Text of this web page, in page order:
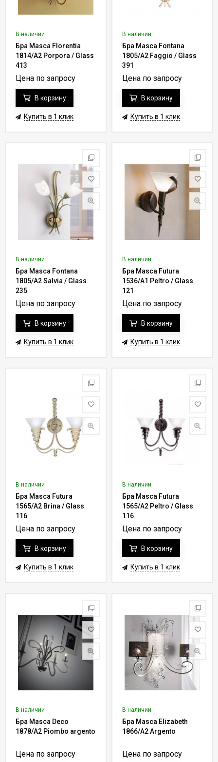
В наличии
Бра Masca Florentia
1814/A2 Porpora / Glass
413
Цена по запросу
В корзину
Купить в 1 клик
В наличии
Бра Masca Fontana
1805/A2 Faggio / Glass
391
Цена по запросу
В корзину
Купить в 1 клик
В наличии
Бра Masca Fontana
1805/A2 Salvia / Glass
235
Цена по запросу
В корзину
Купить в 1 клик
В наличии
Бра Masca Futura
1536/A1 Peltro / Glass
121
Цена по запросу
В корзину
Купить в 1 клик
В наличии
Бра Masca Futura
1565/A2 Brina / Glass
116
Цена по запросу
В корзину
Купить в 1 клик
В наличии
Бра Masca Futura
1565/A2 Peltro / Glass
116
Цена по запросу
В корзину
Купить в 1 клик
В наличии
Бра Masca Deco
1878/A2 Piombo argento
Цена по запросу
В наличии
Бра Masca Elizabeth
1866/A2 Argento
Цена по запросу